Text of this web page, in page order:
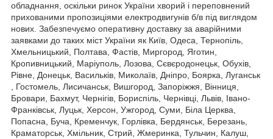
обладнання, оскільки ринок України хворий і переповнений
прихованими пропозиціями електродвигунів б/в під виглядом
нових. Забезпечуємо оперативну доставку за аварійними
заявками до таких міст України як Київ, Одеса, Тернопіль,
Хмельницький, Полтава, Фастів, Миргород, Яготин,
Кропивницький, Маріуполь, Лозова, Сєвєродонецьк, Обухів,
Рівне, Донецьк, Васильків, Миколаїв, Дніпро, Боярка, Луганськ
, Гостомель, Лисичанськ, Вишгород, Запоріжжя, Вінниця,
Бровари, Бахмут, Чернігів, Бориспіль, Чернівці, Львів, Івано-
Франківськ, Луцьк, Херсон, Ужгород, Суми, Біла Церква,
Попасна, Буча, Кременчук, Горлівка, Бердянськ, Березань,
Краматорськ, Хмільник, Стрий, Жмеринка, Тульчин, Калуш,